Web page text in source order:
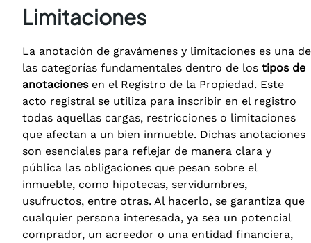
Limitaciones
La anotación de gravámenes y limitaciones es una de
las categorías fundamentales dentro de los tipos de
anotacionesen el Registro de la Propiedad. Este
acto registral se utiliza para inscribir en el registro
todas aquellas cargas, restricciones o limitaciones
que afectan a un bien inmueble. Dichas anotaciones
son esenciales para reflejar de manera clara y
pública las obligaciones que pesan sobre el
inmueble, como hipotecas, servidumbres,
usufructos, entre otras. Al hacerlo, se garantiza que
cualquier persona interesada, ya sea un potencial
comprador, un acreedor o una entidad financiera,